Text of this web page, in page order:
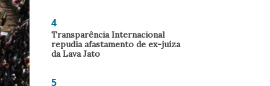
4
Transparência Internacional
repudia afastamento de ex-juíza
da Lava Jato
5